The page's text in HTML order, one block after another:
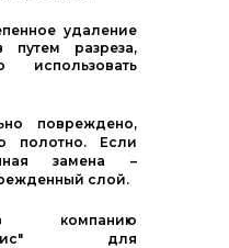
удаление
путем разреза,
использовать
повреждено,
полотно. Если
замена –
слой.
компанию
сервис" для